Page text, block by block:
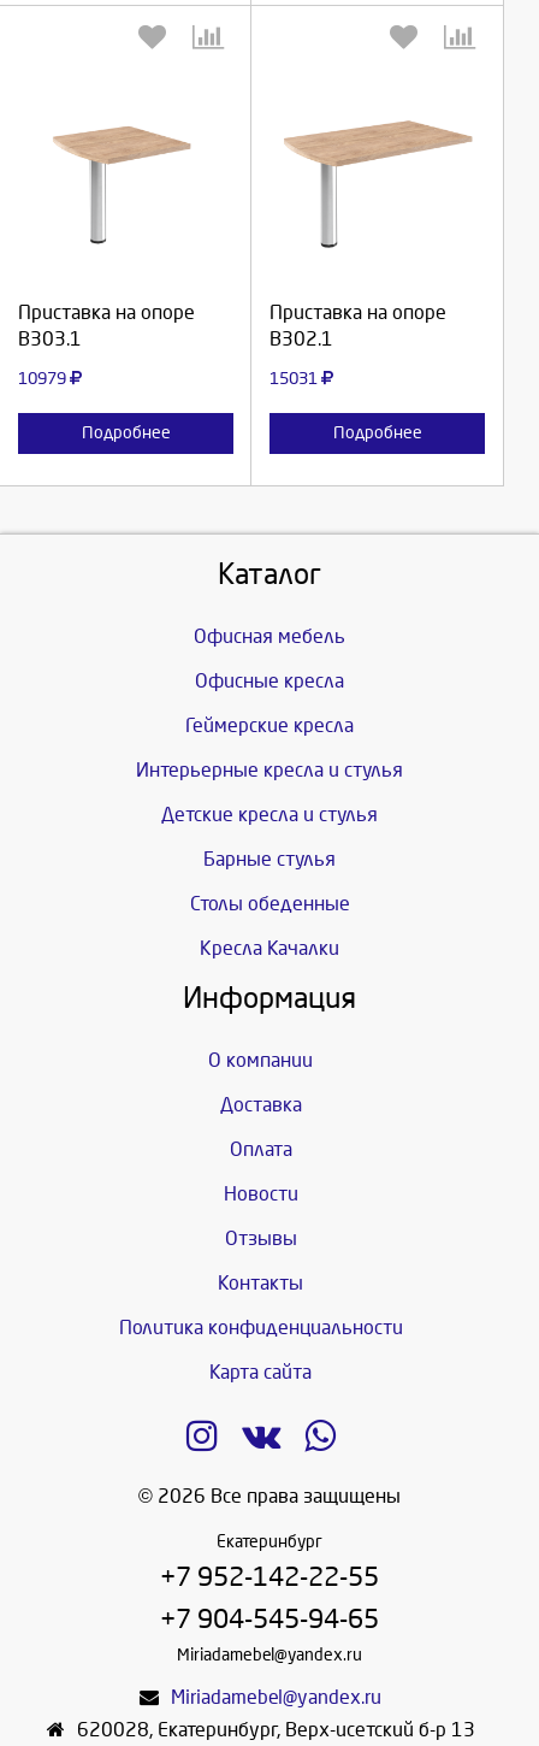
Приставка на опоре
В303.1
10979
Подробнее
Приставка на опоре
В302.1
15031
Подробнее
Каталог
Офисная мебель
Офисные кресла
Геймерские кресла
Интерьерные кресла и стулья
Детские кресла и стулья
Барные стулья
Столы обеденные
Кресла Качалки
Информация
О компании
Доставка
Оплата
Новости
Отзывы
Контакты
Политика конфиденциальности
Карта сайта
© 2026 Все права защищены
Екатеринбург
+7 952-142-22-55
+7 904-545-94-65
Miriadamebel@yandex.ru
Miriadamebel@yandex.ru
620028, Екатеринбург, Верх-исетский б-р 13